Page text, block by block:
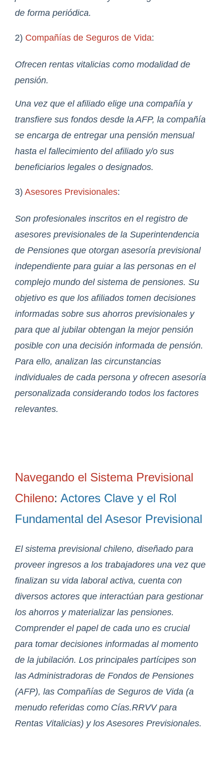
de forma periódica.
2) Compañías de Seguros de Vida:
Ofrecen rentas vitalicias como modalidad de
pensión.
Una vez que el afiliado elige una compañía y
transfiere sus fondos desde la AFP, la compañía
se encarga de entregar una pensión mensual
hasta el fallecimiento del afiliado y/o sus
beneficiarios legales o designados.
3) Asesores Previsionales:
Son profesionales inscritos en el registro de
asesores previsionales de la Superintendencia
de Pensiones que otorgan asesoría previsional
independiente para guiar a las personas en el
complejo mundo del sistema de pensiones. Su
objetivo es que los afiliados tomen decisiones
informadas sobre sus ahorros previsionales y
para que al jubilar obtengan la mejor pensión
posible con una decisión informada de pensión.
Para ello, analizan las circunstancias
individuales de cada persona y ofrecen asesoría
personalizada considerando todos los factores
relevantes.
Navegando el Sistema Previsional
Chileno: Actores Clave y el Rol
Fundamental del Asesor Previsional
El sistema previsional chileno, diseñado para
proveer ingresos a los trabajadores una vez que
finalizan su vida laboral activa, cuenta con
diversos actores que interactúan para gestionar
los ahorros y materializar las pensiones.
Comprender el papel de cada uno es crucial
para tomar decisiones informadas al momento
de la jubilación. Los principales partícipes son
las Administradoras de Fondos de Pensiones
(AFP), las Compañías de Seguros de Vida (a
menudo referidas como Cías.RRVV para
Rentas Vitalicias) y los Asesores Previsionales.